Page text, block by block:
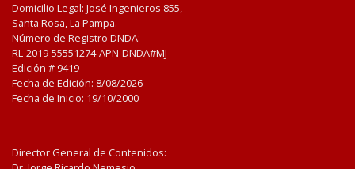
Domicilio Legal: José Ingenieros 855,
Santa Rosa, La Pampa.
Número de Registro DNDA:
RL-2019-55551274-APN-DNDA#MJ
Edición # 9419
Fecha de Edición: 8/08/2026
Fecha de Inicio: 19/10/2000
Director General de Contenidos: